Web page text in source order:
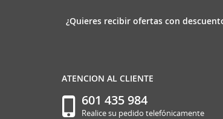
¿Quieres recibir ofertas con
ATENCION AL CLIENTE
601 435 984
Realice su pedido telefónicamente